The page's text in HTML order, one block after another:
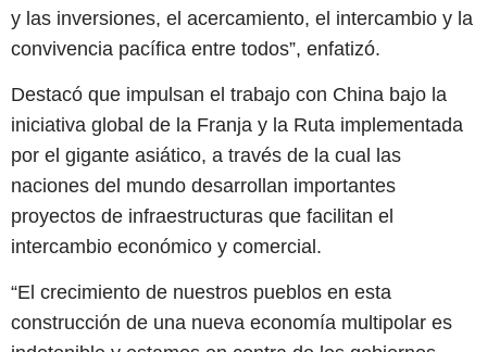
y las inversiones, el acercamiento, el intercambio y la
convivencia pacífica entre todos”, enfatizó.
Destacó que impulsan el trabajo con China bajo la
iniciativa global de la Franja y la Ruta implementada
por el gigante asiático, a través de la cual las
naciones del mundo desarrollan importantes
proyectos de infraestructuras que facilitan el
intercambio económico y comercial.
“El crecimiento de nuestros pueblos en esta
construcción de una nueva economía multipolar es